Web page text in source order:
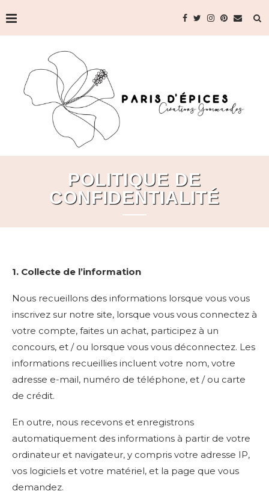
POLITIQUE DE
CONFIDENTIALITÉ
1. Collecte de l’information
Nous recueillons des informations lorsque vous vous
inscrivez sur notre site, lorsque vous vous connectez à
votre compte, faites un achat, participez à un
concours, et / ou lorsque vous vous déconnectez. Les
informations recueillies incluent votre nom, votre
adresse e-mail, numéro de téléphone, et / ou carte
de crédit.
En outre, nous recevons et enregistrons
automatiquement des informations à partir de votre
ordinateur et navigateur, y compris votre adresse IP,
vos logiciels et votre matériel, et la page que vous
demandez.